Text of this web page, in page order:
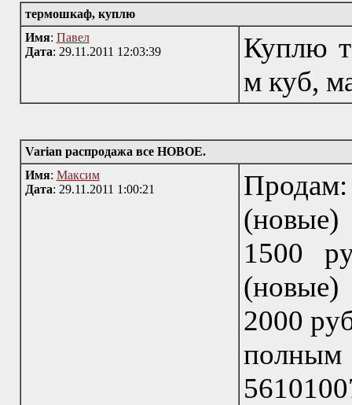
термошкаф, куплю
Имя: Павел
Дата: 29.11.2011 12:03:39
Куплю
м куб,
Varian распродажа все НОВОЕ.
Имя: Максим
Дата: 29.11.2011 1:00:21
1500
2000
полным